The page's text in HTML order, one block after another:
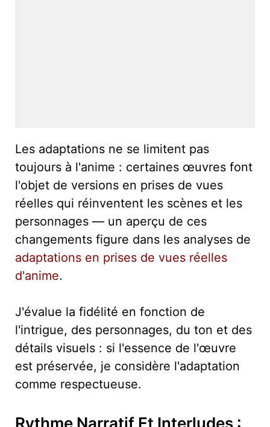
Les adaptations ne se limitent pas
toujours à l'anime : certaines œuvres font
l'objet de versions en prises de vues
réelles qui réinventent les scènes et les
personnages — un aperçu de ces
changements figure dans les analyses de
adaptations en prises de vues réelles
d'anime.
J'évalue la fidélité en fonction de
l'intrigue, des personnages, du ton et des
détails visuels : si l'essence de l'œuvre
est préservée, je considère l'adaptation
comme respectueuse.
Rythme Narratif Et Interludes :